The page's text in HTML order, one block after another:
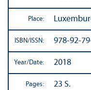
Place:
ISBN/ISSN: 978-92-
Year/Date: 2018
Pages: 23 S.